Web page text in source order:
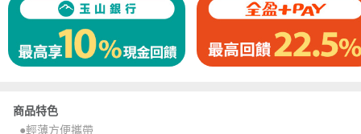
商品特色
●輕薄方便攜帶